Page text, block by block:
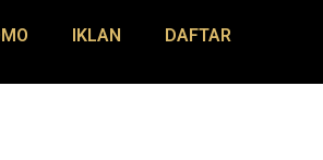
IKLAN DAFTAR